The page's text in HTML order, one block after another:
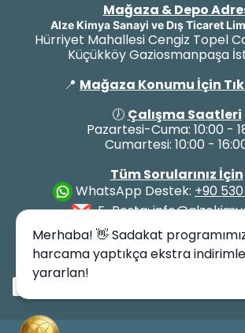
Mağaza & Depo
Alze Kimya Sanayi ve Dış Ticaret
Hürriyet Mahallesi Cengiz Topel
Küçükköy Gaziosmanpaşa
📍 Mağaza Konumu İçin
🕖 Çalışma Saatleri
Pazartesi-Cuma: 10:00 -
Cumartesi: 10:00 -
Tüm Sorularınız İçin
WhatsApp Destek: +90 530
E-Posta:
Merhaba! 👋 Sadakat
harcama yaptıkça ekstra
yararlan!